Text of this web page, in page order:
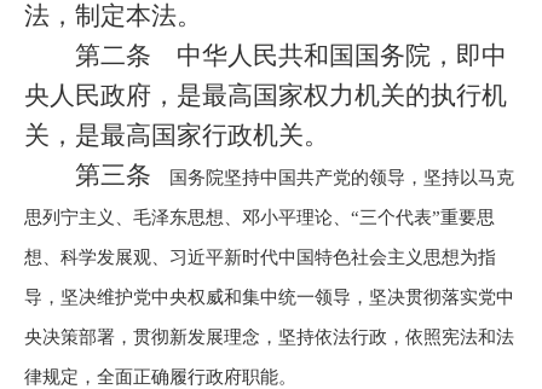
法，制定本法。
第二条 中华人民共和国国务院，即中
央人民政府，是最高国家权力机关的执行机
关，是最高国家行政机关。
第三条 国务院坚持中国共产党的领导，坚持以马克
思列宁主义、毛泽东思想、邓小平理论、 “三个代表”重要思
想、科学发展观、习近平新时代中国特色社会主义思想为指
导，坚决维护党中央权威和集中统一领导，坚决贯彻落实党中
央决策部署，贯彻新发展理念，坚持依法行政，依照宪法和法
律规定，全面正确履行政府职能。